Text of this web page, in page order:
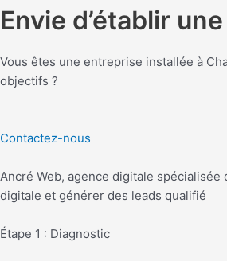
Envie d’établir
Vous êtes une entreprise installée à
objectifs ?
Contactez-nous
Ancré Web, agence digitale
digitale et générer des leads qualifié
Étape 1 : Diagnostic